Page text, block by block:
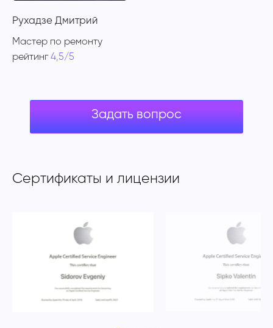
Рухадзе Дмитрий
Мастер по ремонту
рейтинг4,5/5
Задать вопрос
Сертификаты и лицензии